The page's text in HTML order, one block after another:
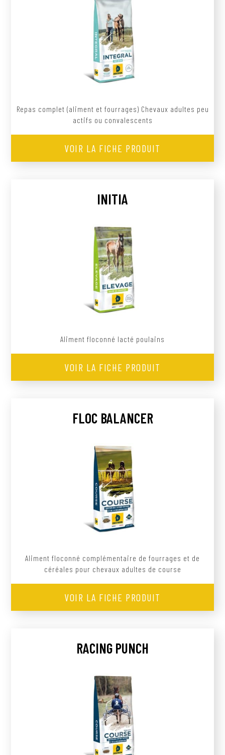
Repas complet (aliment et fourrages) Chevaux adultes peu
actifs ou convalescents
VOIR LA FICHE PRODUIT
INITIA
Aliment floconné lacté poulains
VOIR LA FICHE PRODUIT
FLOC BALANCER
Aliment floconné complémentaire de fourrages et de
céréales pour chevaux adultes de course
VOIR LA FICHE PRODUIT
RACING PUNCH